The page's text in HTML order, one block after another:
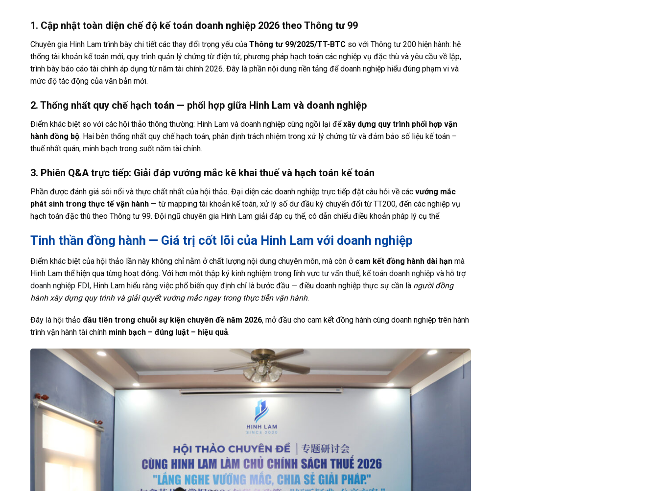
1. Cập nhật toàn diện chế độ kế toán doanh nghiệp 2026 theo Thông tư 99
Chuyên gia Hinh Lam trình bày chi tiết các thay đổi trọng yếu của Thông tư 99/2025/TT-BTC so với Thông tư 200 hiện hành: hệ
thống tài khoản kế toán mới, quy trình quản lý chứng từ điện tử, phương pháp hạch toán các nghiệp vụ đặc thù và yêu cầu về lập,
trình bày báo cáo tài chính áp dụng từ năm tài chính 2026. Đây là phần nội dung nền tảng để doanh nghiệp hiểu đúng phạm vi và
mức độ tác động của văn bản mới.
2. Thống nhất quy chế hạch toán — phối hợp giữa Hinh Lam và doanh nghiệp
Điểm khác biệt so với các hội thảo thông thường: Hinh Lam và doanh nghiệp cùng ngồi lại đểxây dựng quy trình phối hợp vận
hành đồng bộ. Hai bên thống nhất quy chế hạch toán, phân định trách nhiệm trong xử lý chứng từ và đảm bảo số liệu kế toán –
thuế nhất quán, minh bạch trong suốt năm tài chính.
3. Phiên Q&A trực tiếp: Giải đáp vướng mắc kê khai thuế và hạch toán kế toán
Phần được đánh giá sôi nổi và thực chất nhất của hội thảo. Đại diện các doanh nghiệp trực tiếp đặt câu hỏi về các vướng mắc
phát sinh trong thực tế vận hành — từ mapping tài khoản kế toán, xử lý số dư đầu kỳ chuyển đổi từ TT200, đến các nghiệp vụ
hạch toán đặc thù theo Thông tư 99. Đội ngũ chuyên gia Hinh Lam giải đáp cụ thể, có dẫn chiếu điều khoản pháp lý cụ thể.
Tinh thần đồng hành — Giá trị cốt lõi của Hinh Lam với doanh nghiệp
Điểm khác biệt của hội thảo lần này không chỉ nằm ở chất lượng nội dung chuyên môn, mà còn ở cam kết đồng hành dài hạn mà
Hinh Lam thể hiện qua từng hoạt động. Với hơn một thập kỷ kinh nghiệm trong lĩnh vực tư vấn thuế, kế toán doanh nghiệp và hỗ trợ
doanh nghiệp FDI, Hinh Lam hiểu rằng việc phổ biến quy định chỉ là bước đầu — điều doanh nghiệp thực sự cần là người đồng
hành xây dựng quy trình và giải quyết vướng mắc ngay trong thực tiễn vận hành.
Đây là hội thảo đầu tiên trong chuỗi sự kiện chuyên đề năm 2026, mở đầu cho cam kết đồng hành cùng doanh nghiệp trên hành
trình vận hành tài chính minh bạch – đúng luật – hiệu quả.